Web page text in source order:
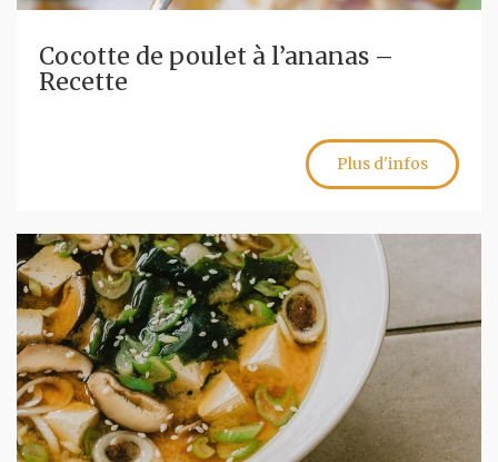
Cocotte de poulet à l’ananas –
Recette
Plus d'infos